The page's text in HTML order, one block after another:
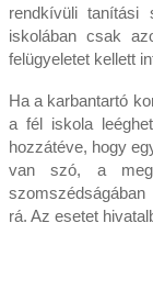
rendkívüli tanítási
iskolában csak
felügyeletet kellett
Ha a karbantartó
a fél iskola
hozzátéve, hogy
van szó, a
rá. Az esetet